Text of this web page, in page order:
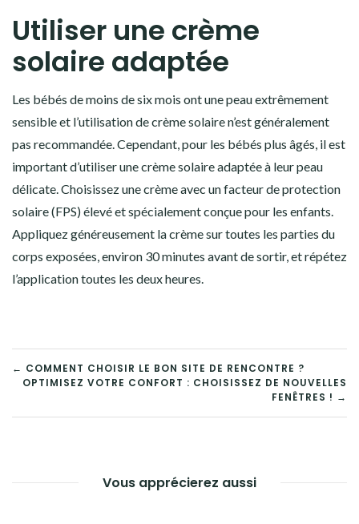
Utiliser une crème
solaire adaptée
Les bébés de moins de six mois ont une peau extrêmement
sensible et l’utilisation de crème solaire n’est généralement
pas recommandée. Cependant, pour les bébés plus âgés, il est
important d’utiliser une crème solaire adaptée à leur peau
délicate. Choisissez une crème avec un facteur de protection
solaire (FPS) élevé et spécialement conçue pour les enfants.
Appliquez généreusement la crème sur toutes les parties du
corps exposées, environ 30 minutes avant de sortir, et répétez
l’application toutes les deux heures.
NAVIGATION
DE
← COMMENT CHOISIR LE BON SITE DE RENCONTRE ?
OPTIMISEZ VOTRE CONFORT : CHOISISSEZ DE NOUVELLES
FENÊTRES ! →
Vous apprécierez aussi